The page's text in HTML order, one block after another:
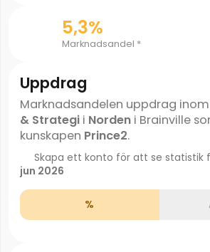
5,3%
Marknadsandel *
Uppdrag
Marknadsandelen uppdrag inom
& Strategii Nordeni Brainville
kunskapen Prince2.
Skapa ett konto för att se statistik
jun 2026
%